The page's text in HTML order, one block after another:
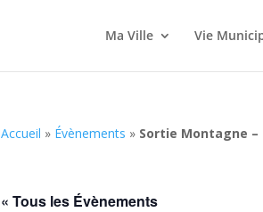
Ma Ville Vie
Accueil » Évènements » Sortie Montagne –
« Tous les Évènements